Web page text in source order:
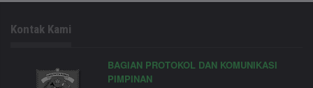
Kontak Kami
BAGIAN PROTOKOL DAN KOMUNIKASI
PIMPINAN